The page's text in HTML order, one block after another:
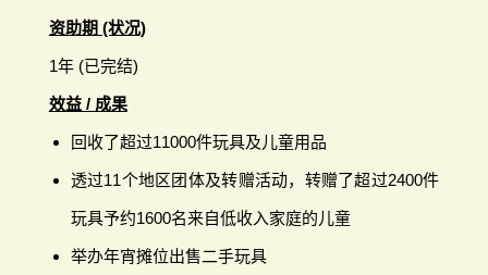
资助期 (状况)
1年 (已完结)
效益 / 成果
回收了超过11000件玩具及儿童用品
透过11个地区团体及转赠活动，转赠了超过2400件
玩具予约1600名来自低收入家庭的儿童
举办年宵摊位出售二手玩具